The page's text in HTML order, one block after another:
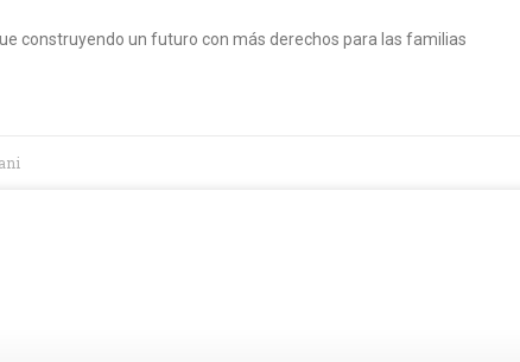
construyendo un futuro con más derechos para las familias